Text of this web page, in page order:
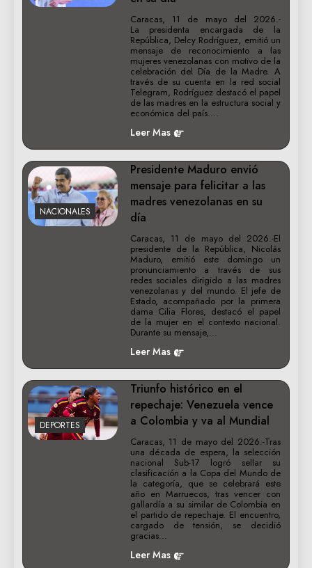
Caracas, 11 de mayo del 2026.-
La presidenta encargada de la
República, Delcy Rodríguez, emitió un
mensaje de reconocimiento a las
mujeres venezolanas con motivo de la
celebración del Día de la Madre. ​A
través de su cuenta en la red social
Telegram, Rodríguez destacó el papel
de las madres en la estructura social y
económica del país….
Leer Mas
NACIONALES
Presidente Maduro envió
mensaje para felicitar a las
madres venezolanas en su
día
Caracas, 11 de mayo del 2026.-El
presidente de la República, Nicolás
Maduro, emitió este domingo un
pronunciamiento a través de sus
redes sociales dirigido a las madres
venezolanas y del mundo. ​El jefe de
Estado, acompañado por la primera
dama Cilia Flores, destacó el papel
de la mujer en el contexto nacional.
Durante su mensaje,…
Leer Mas
DEPORTES
Triunfo histórico en el
repechaje: Venezuela vence
a Colombia y va al Mundial
Caracas, 11 de mayo del 2026.-Tras
una década de espera, la selección
nacional Sub-17 logró sellar su
clasificación a la Copa del Mundo de
la categoría, que se celebrará este
año en Marruecos, tras vencer con
gallardía a su similar de Colombia en
el partido de repechaje. El encuentro,
cargado de tensión, se decidió
gracias…
Leer Mas